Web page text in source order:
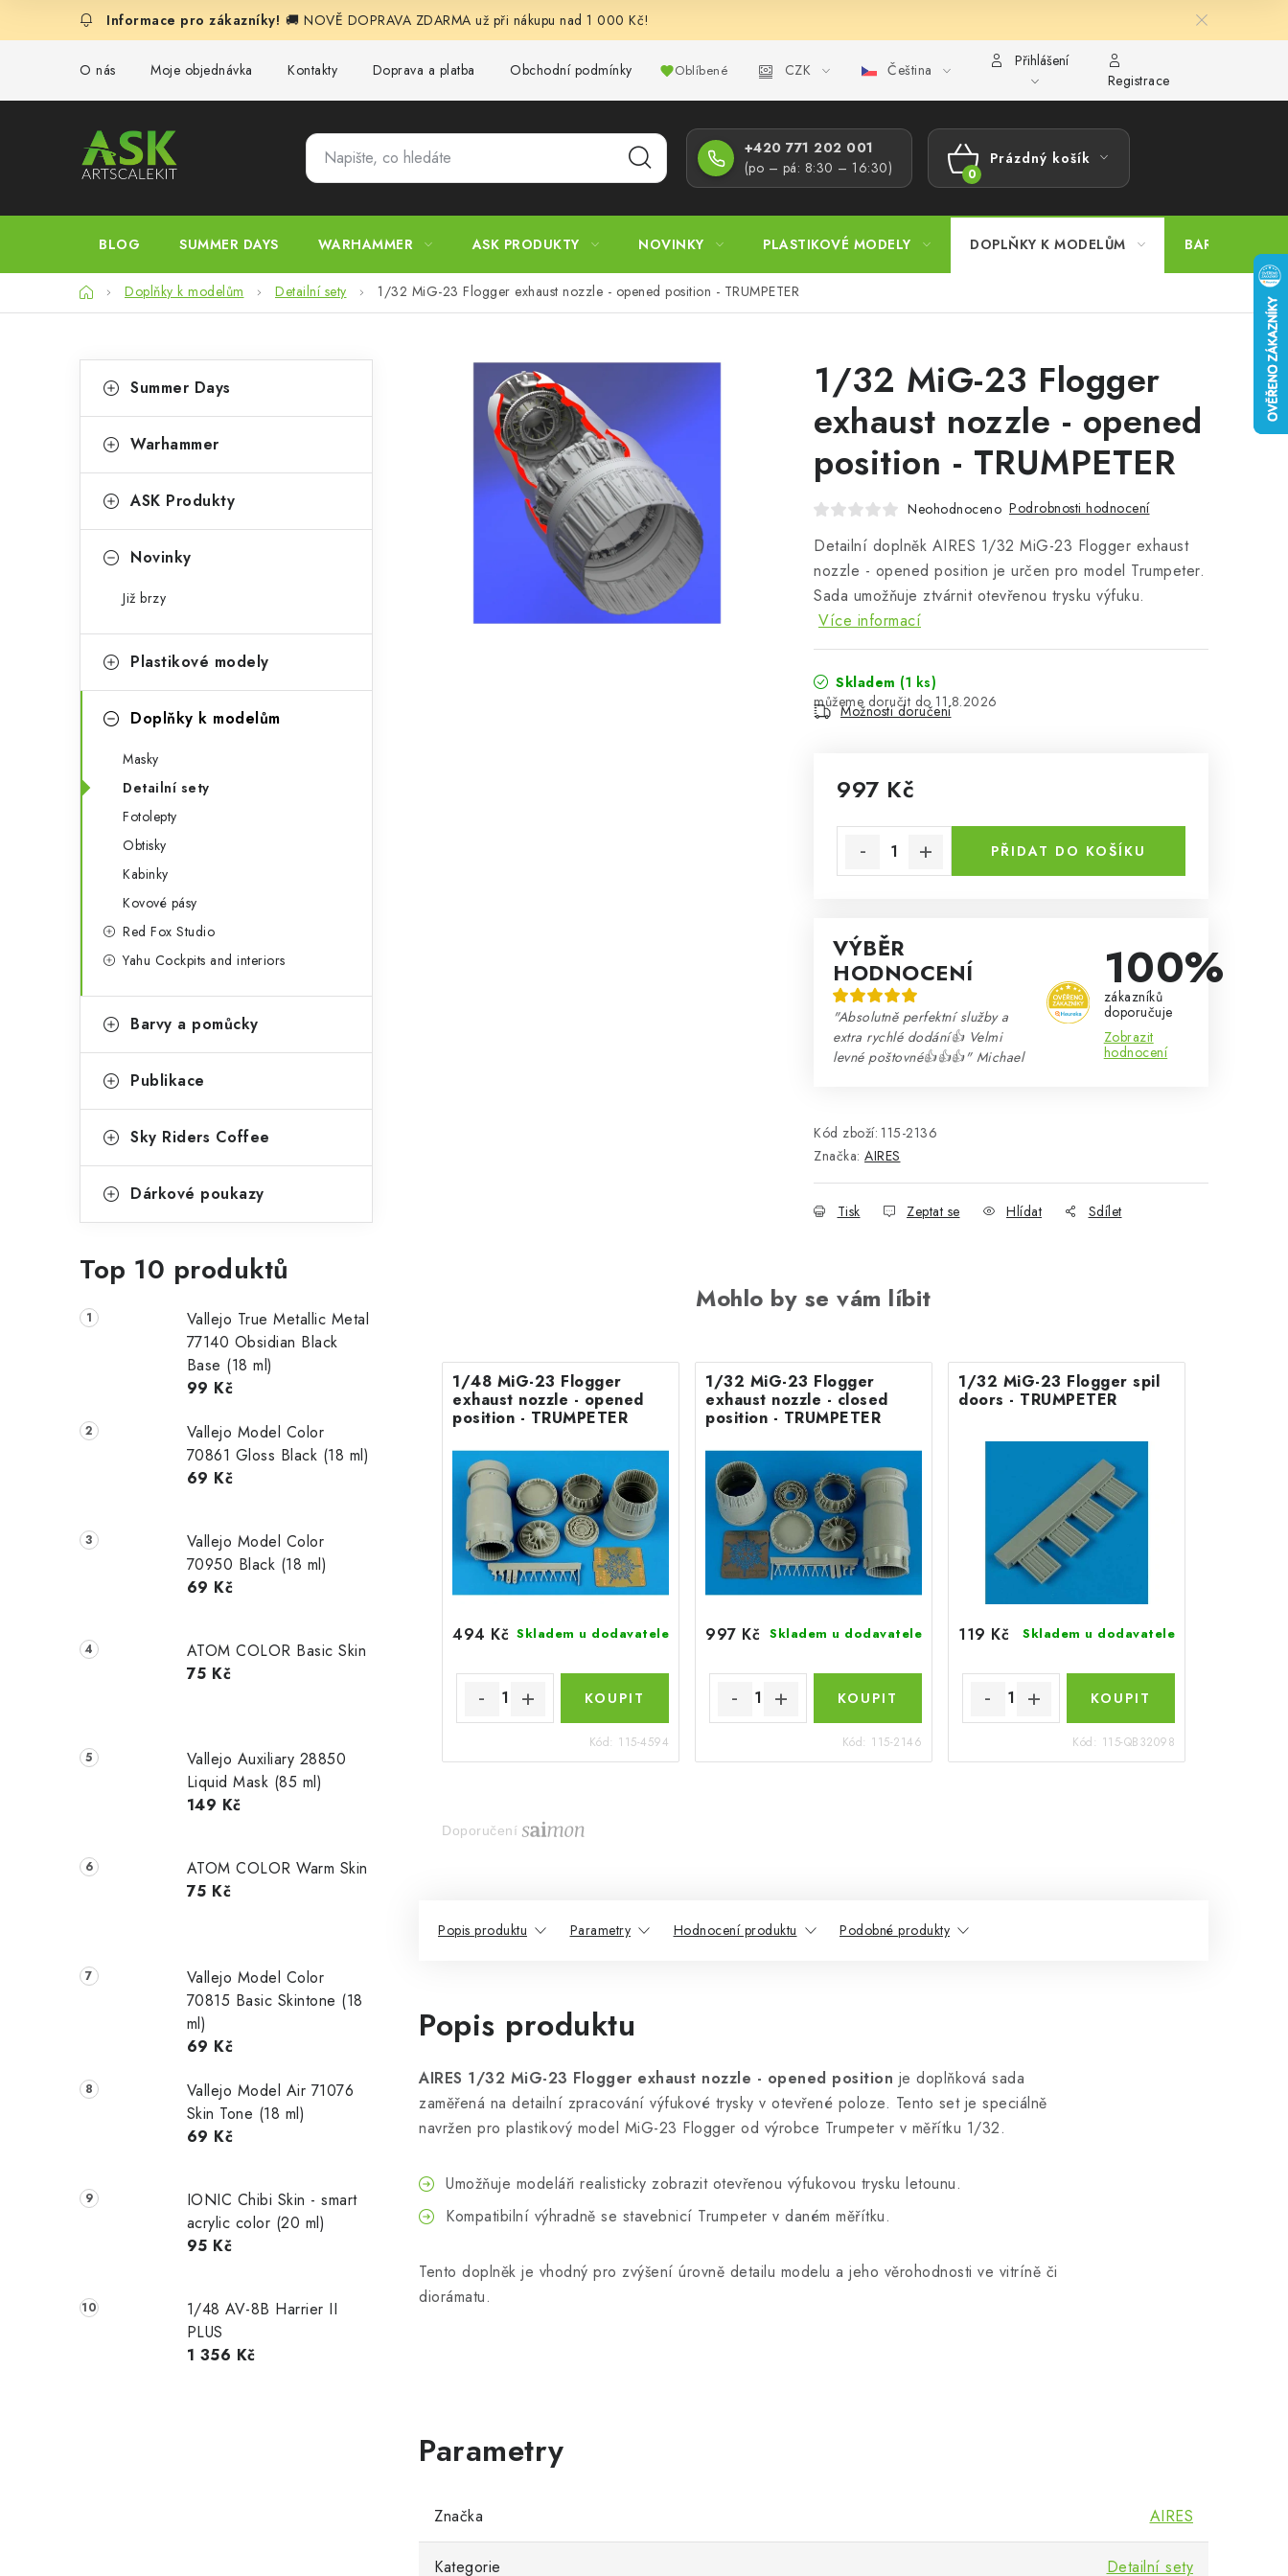
🚚 NOVĚ DOPRAVA ZDARMA už při nákupu nad 1 000 Kč!
O nás Moje objednávka Kontakty Doprava a platba Obchodní podmínky Podmínky ochrany osobních údajů Reklamační řád Velkoobchod (B2B)
Oblíbené CZK Čeština
Přihlášení
Registrace
+420 771 202 001​
(po – pá: 8:30 – 16:30)
NÁKUPNÍ
Prázdný košík
BLOG SUMMER DAYS WARHAMMER ASK PRODUKTY NOVINKY PLASTIKOVÉ MODELY DOPLŇKY K MODELŮM BARVY A
DomůDoplňky k modelům Detailní sety 1/32 MiG-23 Flogger exhaust nozzle - opened position - TRUMPETER
o
t
r
n
p
n
kategorie
a
e
o
e
Summer Days
Warhammer
ASK Produkty
Novinky
Již brzy
Plastikové modely
Doplňky k modelům
Masky
Detailní sety
Fotolepty
Obtisky
Kabinky
Kovové pásy
Red Fox Studio
Yahu Cockpits and interiors
Barvy a pomůcky
Publikace
Sky Riders Coffee
Dárkové poukazy
Top 10 produktů
Vallejo True Metallic Metal
77140 Obsidian Black
Base (18 ml)
99 Kč
Vallejo Model Color
70861 Gloss Black (18 ml)
69 Kč
Vallejo Model Color
70950 Black (18 ml)
69 Kč
ATOM COLOR Basic Skin
75 Kč
Vallejo Auxiliary 28850
Liquid Mask (85 ml)
149 Kč
ATOM COLOR Warm Skin
75 Kč
Vallejo Model Color
70815 Basic Skintone (18
ml)
69 Kč
Vallejo Model Air 71076
Skin Tone (18 ml)
69 Kč
IONIC Chibi Skin - smart
acrylic color (20 ml)
95 Kč
1/48 AV-8B Harrier II
PLUS
1 356 Kč
1/32 MiG-23 Flogger
exhaust nozzle - opened
position - TRUMPETER
Neohodnoceno Podrobnosti hodnocení
Detailní doplněk AIRES 1/32 MiG-23 Flogger exhaust
nozzle - opened position je určen pro model Trumpeter.
Sada umožňuje ztvárnit otevřenou trysku výfuku.
Více informací
Skladem (1 ks)
11.8.2026
Možnosti doručení
997 Kč
PŘIDAT DO KOŠÍKU
VÝBĚR
HODNOCENÍ
"Absolutně perfektní služby a
extra rychlé dodání👍 Velmi
levné poštovné👍👍👍" Michael
100%
zákazníků
doporučuje
Zobrazit
hodnocení
Kód zboží: 115-2136
Značka: AIRES
Tisk Zeptat se Hlídat Sdílet
Mohlo by se vám líbit
1/48 MiG-23 Flogger
exhaust nozzle - opened
position - TRUMPETER
494 Kč Skladem u dodavatele
Kód: 115-4594
1/32 MiG-23 Flogger
exhaust nozzle - closed
position - TRUMPETER
997 Kč Skladem u dodavatele
Kód: 115-2146
1/32 MiG-23 Flogger spil
doors - TRUMPETER
119 Kč Skladem u dodavatele
Kód: 115-QB32098
Doporučení
Popis produktu Parametry Hodnocení produktu Podobné produkty
Popis produktu
AIRES 1/32 MiG-23 Flogger exhaust nozzle - opened position je doplňková sada
zaměřená na detailní zpracování výfukové trysky v otevřené poloze. Tento set je speciálně
navržen pro plastikový model MiG-23 Flogger od výrobce Trumpeter v měřítku 1/32.
Umožňuje modeláři realisticky zobrazit otevřenou výfukovou trysku letounu.
Kompatibilní výhradně se stavebnicí Trumpeter v daném měřítku.
Tento doplněk je vhodný pro zvýšení úrovně detailu modelu a jeho věrohodnosti ve vitríně či
diorámatu.
Značka AIRES
Kategorie Detailní sety